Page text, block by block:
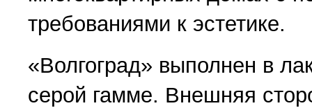
требованиями к эстетике.
«Волгоград» выполнен в
серой гамме. Внешняя